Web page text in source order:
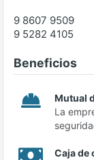
9 8607 9509
9 5282 4105
Beneficios
Mutual
La
Caja de